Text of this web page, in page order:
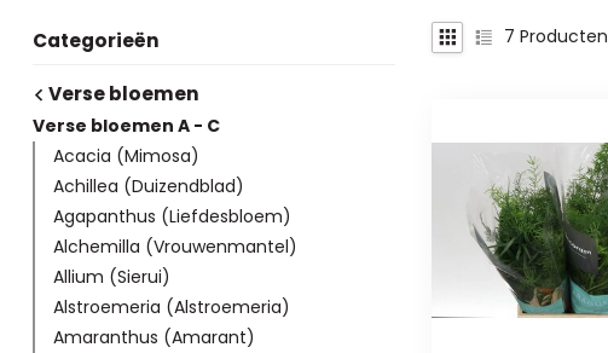
Categorieën
Verse bloemen
Verse bloemen A - C
Acacia (Mimosa)
Achillea (Duizendblad)
Agapanthus (Liefdesbloem)
Alchemilla (Vrouwenmantel)
Allium (Sierui)
Alstroemeria (Alstroemeria)
Amaranthus (Amarant)
7 Producten